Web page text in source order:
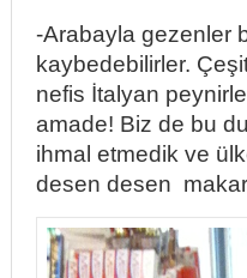
-Arabayla gezenler
kaybedebilirler.
nefis İtalyan
amade! Biz de bu
ihmal etmedik ve
desen desen